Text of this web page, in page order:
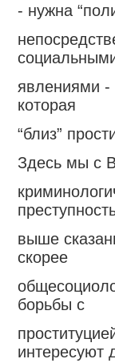
- нужна
явлениями -
которая
“близ”
Здесь мы с
выше
скорее
борьбы с
интересуют